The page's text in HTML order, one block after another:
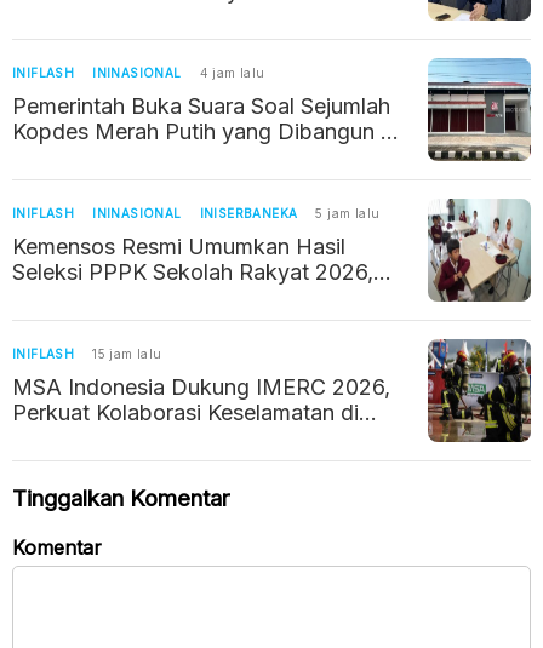
INIFLASH ININASIONAL 4 jam lalu
Pemerintah Buka Suara Soal Sejumlah
Kopdes Merah Putih yang Dibangun di
INIFLASH ININASIONAL INISERBANEKA 5 jam lalu
Kemensos Resmi Umumkan Hasil
Seleksi PPPK Sekolah Rakyat 2026,
INIFLASH 15 jam lalu
MSA Indonesia Dukung IMERC 2026,
Perkuat Kolaborasi Keselamatan di
Tinggalkan Komentar
Komentar